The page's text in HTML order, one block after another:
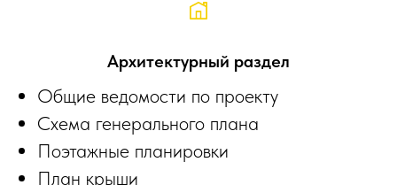
Архитектурный раздел
Общие ведомости по проекту
Схема генерального плана
Поэтажные планировки
План крыши